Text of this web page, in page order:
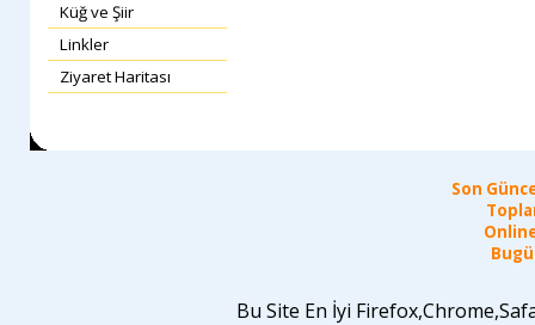
Küğ ve Şiir
Linkler
Ziyaret Haritası
Son
Bu Site En İyi